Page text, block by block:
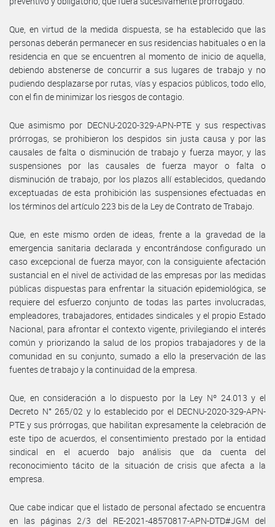
Que, en virtud de la medida dispuesta, se ha establecido que las
personas deberán permanecer en sus residencias habituales o en la
residencia en que se encuentren al momento de inicio de aquella,
debiendo abstenerse de concurrir a sus lugares de trabajo y no
pudiendo desplazarse por rutas, vías y espacios públicos, todo ello,
con el fin de minimizar los riesgos de contagio.
Que asimismo por DECNU-2020-329-APN-PTE y sus respectivas
prórrogas, se prohibieron los despidos sin justa causa y por las
causales de falta o disminución de trabajo y fuerza mayor, y las
suspensiones por las causales de fuerza mayor o falta o
disminución de trabajo, por los plazos allí establecidos, quedando
exceptuadas de esta prohibición las suspensiones efectuadas en
los términos del artículo 223 bis de la Ley de Contrato de Trabajo.
Que, en este mismo orden de ideas, frente a la gravedad de la
emergencia sanitaria declarada y encontrándose configurado un
caso excepcional de fuerza mayor, con la consiguiente afectación
sustancial en el nivel de actividad de las empresas por las medidas
públicas dispuestas para enfrentar la situación epidemiológica, se
requiere del esfuerzo conjunto de todas las partes involucradas,
empleadores, trabajadores, entidades sindicales y el propio Estado
Nacional, para afrontar el contexto vigente, privilegiando el interés
común y priorizando la salud de los propios trabajadores y de la
comunidad en su conjunto, sumado a ello la preservación de las
fuentes de trabajo y la continuidad de la empresa.
Que, en consideración a lo dispuesto por la Ley Nº 24.013 y el
Decreto N° 265/02 y lo establecido por el DECNU-2020-329-APN-
PTE y sus prórrogas, que habilitan expresamente la celebración de
este tipo de acuerdos, el consentimiento prestado por la entidad
sindical en el acuerdo bajo análisis que da cuenta del
reconocimiento tácito de la situación de crisis que afecta a la
empresa.
Que cabe indicar que el listado de personal afectado se encuentra
en las páginas 2/3 del RE-2021-48570817-APN-DTD#JGM del